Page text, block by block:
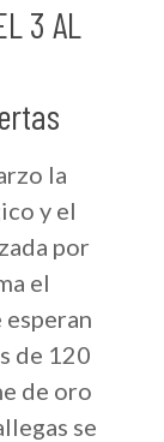
3 AL
la
y el
por
el
esperan
de 120
de oro
se